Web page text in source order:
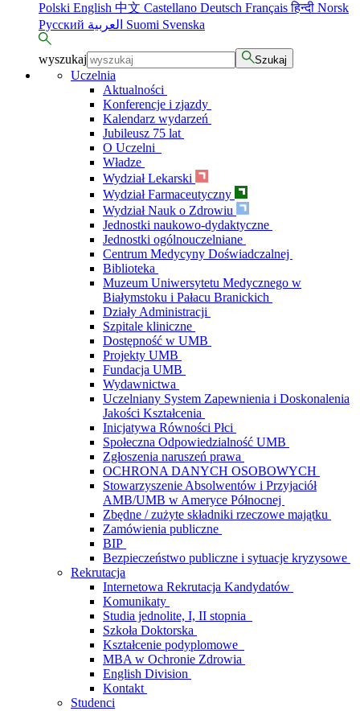
Polski English 中文 Castellano Deutsch Françaisहिन्दी Norsk
Русский
Suomi Svenska
wyszukaj Szukaj
Uczelnia
Aktualności
Konferencje i zjazdy
Kalendarz wydarzeń
Jubileusz 75 lat
O Uczelni
Władze
Wydział Lekarski
Wydział Farmaceutyczny
Wydział Nauk o Zdrowiu
Jednostki naukowo-dydaktyczne
Jednostki ogólnouczelniane
Centrum Medycyny Doświadczalnej
Biblioteka
Muzeum Uniwersytetu Medycznego w
Białymstoku i Pałacu Branickich
Działy Administracji
Szpitale kliniczne
Dostępność w UMB
Projekty UMB
Fundacja UMB
Wydawnictwa
Uczelniany System Zapewnienia i Doskonalenia
Jakości Kształcenia
Inicjatywa Równości Płci
Społeczna Odpowiedzialność UMB
Zgłoszenia naruszeń prawa
OCHRONA DANYCH OSOBOWYCH
Stowarzyszenie Absolwentów i Przyjaciół
AMB/UMB w Ameryce Północnej
Zbędne / zużyte składniki rzeczowe majątku
Zamówienia publiczne
BIP
Bezpieczeństwo publiczne i sytuacje kryzysowe
Rekrutacja
Internetowa Rekrutacja Kandydatów
Komunikaty
Studia jednolite, I, II stopnia
Szkoła Doktorska
Kształcenie podyplomowe
MBA w Ochronie Zdrowia
English Division
Kontakt
Studenci